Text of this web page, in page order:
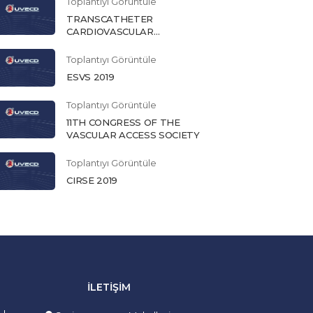
TRANSCATHETER
CARDIOVASCULAR
Toplantıyı Görüntüle
ESVS 2019
Toplantıyı Görüntüle
11TH CONGRESS OF THE
VASCULAR ACCESS SOCIETY
Toplantıyı Görüntüle
CIRSE 2019
İLETIŞIM